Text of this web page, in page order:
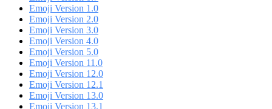
Emoji Version 1.0
Emoji Version 2.0
Emoji Version 3.0
Emoji Version 4.0
Emoji Version 5.0
Emoji Version 11.0
Emoji Version 12.0
Emoji Version 12.1
Emoji Version 13.0
Emoji Version 13.1